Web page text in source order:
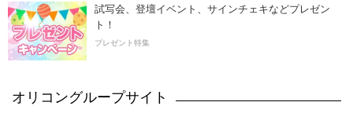
試写会、登壇イベント、サインチェキなどプレゼン
ト！
プレゼント特集
オリコングループサイト